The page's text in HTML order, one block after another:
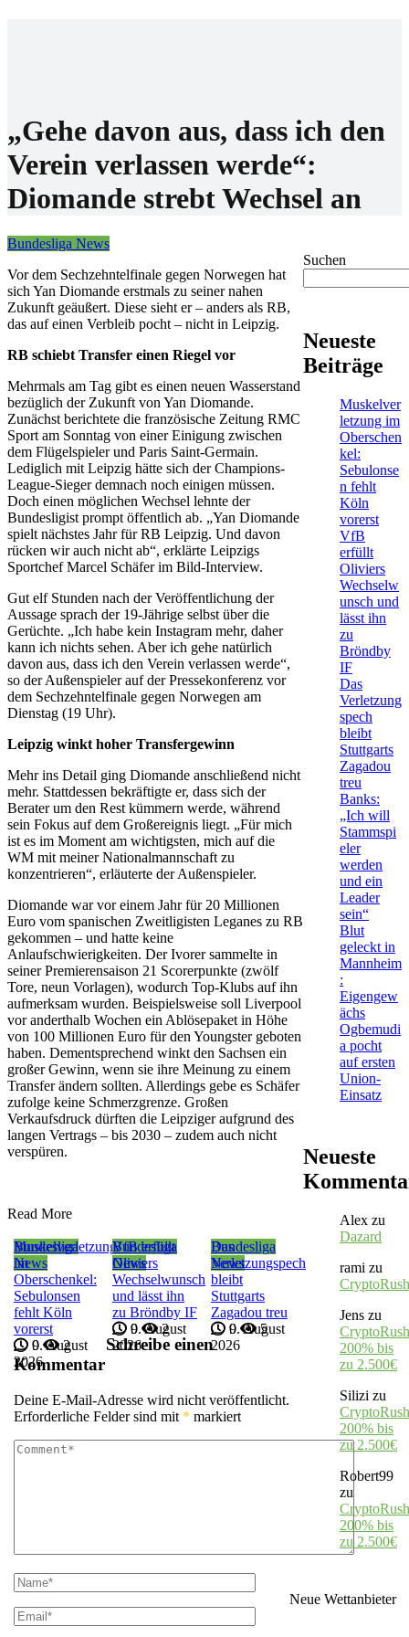
„Gehe davon aus, dass ich den
Verein verlassen werde“:
Diomande strebt Wechsel an
Bundesliga News
Vor dem Sechzehntelfinale gegen Norwegen hat
sich Yan Diomande erstmals zu seiner nahen
Zukunft geäußert. Diese sieht er – anders als RB,
das auf einen Verbleib pocht – nicht in Leipzig.
RB schiebt Transfer einen Riegel vor
Mehrmals am Tag gibt es einen neuen Wasserstand
bezüglich der Zukunft von Yan Diomande.
Zunächst berichtete die französische Zeitung RMC
Sport am Sonntag von einer Einigung zwischen
dem Flügelspieler und Paris Saint-Germain.
Lediglich mit Leipzig hätte sich der Champions-
League-Sieger demnach noch einigen müssen.
Doch einen möglichen Wechsel lehnte der
Bundesligist prompt öffentlich ab. „Yan Diomande
spielt nächstes Jahr für RB Leipzig. Und davon
rücken wir auch nicht ab“, erklärte Leipzigs
Sportchef Marcel Schäfer im Bild-Interview.
Gut elf Stunden nach der Veröffentlichung der
Aussage sprach der 19-Jährige selbst über die
Gerüchte. „Ich habe kein Instagram mehr, daher
kann ich nichts sehen. Aber ich gehe natürlich
davon aus, dass ich den Verein verlassen werde“,
so der Außenspieler auf der Pressekonferenz vor
dem Sechzehntelfinale gegen Norwegen am
Dienstag (19 Uhr).
Leipzig winkt hoher Transfergewinn
Mehr ins Detail ging Diomande anschließend nicht
mehr. Stattdessen bekräftigte er, dass sich der
Berater um den Rest kümmern werde, während
sein Fokus auf dem Großereignis liegt. „Für mich
ist es im Moment am wichtigsten, mich auf die
WM mit meiner Nationalmannschaft zu
konzentrieren“, erläuterte der Außenspieler.
Diomande war vor einem Jahr für 20 Millionen
Euro vom spanischen Zweitligisten Leganes zu RB
gekommen – und hatte keine
Anlaufschwierigkeiten. Der Ivorer sammelte in
seiner Premierensaison 21 Scorerpunkte (zwölf
Tore, neun Vorlagen), wodurch Top-Klubs auf ihn
aufmerksam wurden. Beispielsweise soll Liverpool
vor anderthalb Wochen ein Ablösepaket in Höhe
von 100 Millionen Euro für den Youngster geboten
haben. Dementsprechend winkt den Sachsen ein
großer Gewinn, wenn sie ihre Meinung zu einem
Transfer ändern sollten. Allerdings gebe es Schäfer
zufolge keine Schmerzgrenze. Großen
Verkaufsdruck dürften die Leipziger aufgrund des
langen Vertrags – bis 2030 – zudem auch nicht
verspüren.
Read More
Bundesliga
News
Muskelverletzung
im
Oberschenkel:
Sebulonsen
fehlt Köln
vorerst
9. August
2026
0 2
Bundesliga
News
VfB erfüllt
Oliviers
Wechselwunsch
und lässt ihn
zu Bröndby IF
9. August
2026
0 2
Bundesliga
News
Das
Verletzungspech
bleibt
Stuttgarts
Zagadou treu
9. August
2026
0 5
Schreibe einen
Kommentar
Deine E-Mail-Adresse wird nicht veröffentlicht.
Erforderliche Felder sind mit * markiert
Suchen
Neueste
Beiträge
Muskelver
letzung im
Oberschen
kel:
Sebulonse
n fehlt
Köln
vorerst
VfB
erfüllt
Oliviers
Wechselw
unsch und
lässt ihn
zu
Bröndby
IF
Das
Verletzung
spech
bleibt
Stuttgarts
Zagadou
treu
Banks:
„Ich will
Stammspi
eler
werden
und ein
Leader
sein“
Blut
geleckt in
Mannheim
:
Eigengew
ächs
Ogbemudi
a pocht
auf ersten
Union-
Einsatz
Neueste
Alex zu
Dazard
rami zu
CryptoRush
Jens zu
200% bis
zu 2.500€
Silizi zu
200% bis
zu 2.500€
Robert99
zu
200% bis
zu 2.500€
Neue Wettanbieter